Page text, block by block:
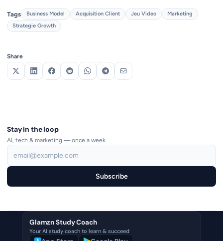
Tags Business Model Acquisition Client Jeu Video
Marketing
Strategie Growth
Share
Stay in the loop
AI, tech & marketing — once a week.
Subscribe
Glamzn Study Coach
Your AI study coach to learn & succeed